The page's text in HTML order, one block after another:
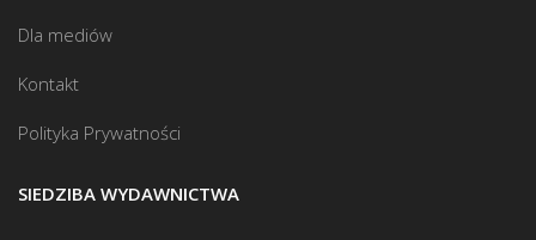
Dla mediów
Kontakt
Polityka Prywatności
SIEDZIBA WYDAWNICTWA